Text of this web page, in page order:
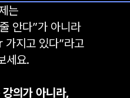
는
안다”가 아니라
지고 있다”라고
세요.
의가 아니라,